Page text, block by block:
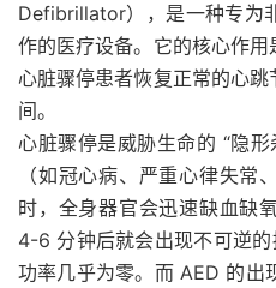
Defibrillator），是一种专为
作的医疗设备。它的核心作
心脏骤停患者恢复正常的心
间。
心脏骤停是威胁生命的 “隐
（如冠心病、严重心律失常
时，全身器官会迅速缺血缺
4-6 分钟后就会出现不可逆
功率几乎为零。而 AED 的出